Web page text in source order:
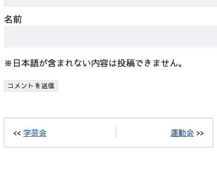
名前
※日本語が含まれない内容は投稿できません。
<< 学芸会 運動会 >>